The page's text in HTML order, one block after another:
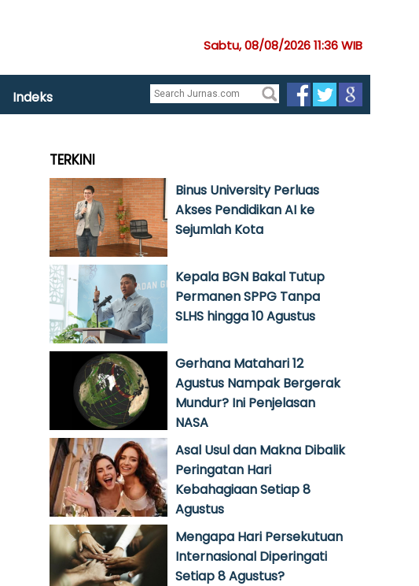
Sabtu, 08/08/2026 11:36 WIB
Indeks
TERKINI
Binus University Perluas
Akses Pendidikan AI ke
Sejumlah Kota
Kepala BGN Bakal Tutup
Permanen SPPG Tanpa
SLHS hingga 10 Agustus
Gerhana Matahari 12
Agustus Nampak Bergerak
Mundur? Ini Penjelasan
NASA
Asal Usul dan Makna Dibalik
Peringatan Hari
Kebahagiaan Setiap 8
Agustus
Mengapa Hari Persekutuan
Internasional Diperingati
Setiap 8 Agustus?